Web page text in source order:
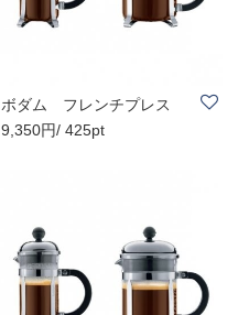
ボダム フレンチプレス
コーヒーメーカ..
9,350円/ 425pt